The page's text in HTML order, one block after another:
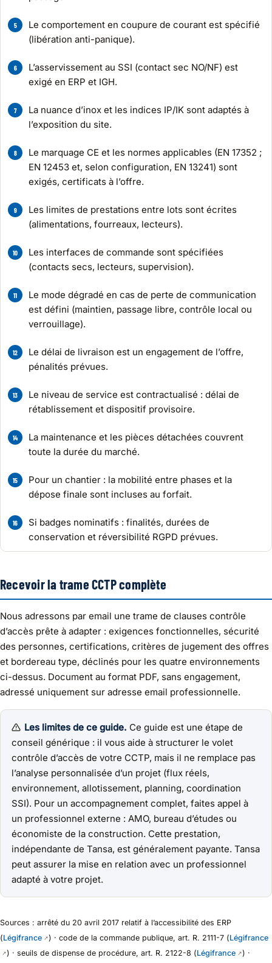
Le comportement en coupure de courant est spécifié
(libération anti-panique).
L’asservissement au SSI (contact sec NO/NF) est
exigé en ERP et IGH.
La nuance d’inox et les indices IP/IK sont adaptés à
l’exposition du site.
Le marquage CE et les normes applicables (EN 17352 ;
EN 12453 et, selon configuration, EN 13241) sont
exigés, certificats à l’offre.
Les limites de prestations entre lots sont écrites
(alimentations, fourreaux, lecteurs).
Les interfaces de commande sont spécifiées
(contacts secs, lecteurs, supervision).
Le mode dégradé en cas de perte de communication
est défini (maintien, passage libre, contrôle local ou
verrouillage).
Le délai de livraison est un engagement de l’offre,
pénalités prévues.
Le niveau de service est contractualisé : délai de
rétablissement et dispositif provisoire.
La maintenance et les pièces détachées couvrent
toute la durée du marché.
Pour un chantier : la mobilité entre phases et la
dépose finale sont incluses au forfait.
Si badges nominatifs : finalités, durées de
conservation et réversibilité RGPD prévues.
Recevoir la trame CCTP complète
Nous adressons par email une trame de clauses contrôle
d’accès prête à adapter : exigences fonctionnelles, sécurité
des personnes, certifications, critères de jugement des offres
et bordereau type, déclinés pour les quatre environnements
ci-dessus. Document au format PDF, sans engagement,
adressé uniquement sur adresse email professionnelle.
Les limites de ce guide. Ce guide est une étape de
conseil générique : il vous aide à structurer le volet
contrôle d’accès de votre CCTP, mais il ne remplace pas
l’analyse personnalisée d’un projet (flux réels,
environnement, allotissement, planning, coordination
SSI). Pour un accompagnement complet, faites appel à
un professionnel externe : AMO, bureau d’études ou
économiste de la construction. Cette prestation,
indépendante de Tansa, est généralement payante. Tansa
peut assurer la mise en relation avec un professionnel
adapté à votre projet.
Sources : arrêté du 20 avril 2017 relatif à l’accessibilité des ERP
(Légifrance ) · code de la commande publique, art. R. 2111-7 (Légifrance
) · seuils de dispense de procédure, art. R. 2122-8 (Légifrance
) ·